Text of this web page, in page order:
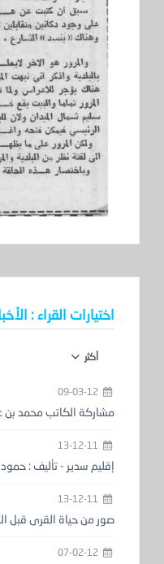
اختيارات القراء :
أكثر
مشاركة الكاتب محمد بن
إقليم سدير - تأليف : حمود
صور من حياة القرى قبل